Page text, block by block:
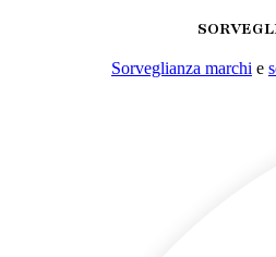
Sorveglianza marchi e